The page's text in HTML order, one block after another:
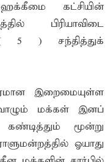
கட்சியின்
பிரியாவிடை
5 ) சந்தித்துக்
இறைமையுள்ள
வாழும் மக்கள் இனப்
மூன்று
ஓயாது